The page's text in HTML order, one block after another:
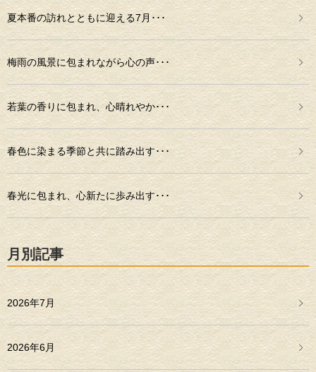
夏本番の訪れとともに迎える7月･･･
梅雨の風景に包まれながら心の声･･･
若葉の香りに包まれ、心晴れやか･･･
春色に染まる季節と共に踏み出す･･･
春光に包まれ、心新たに歩み出す･･･
月別記事
2026年7月
2026年6月